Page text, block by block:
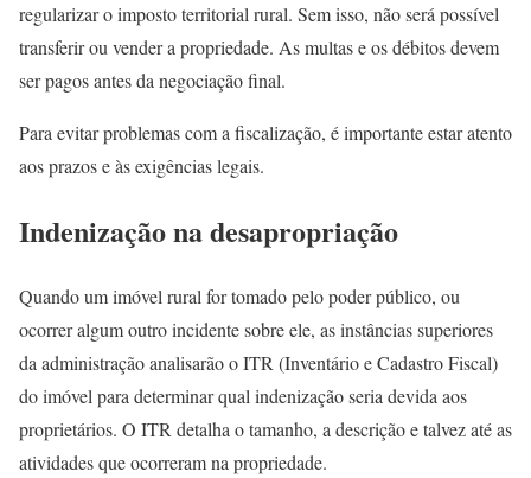
regularizar o imposto territorial rural. Sem isso, não será possível
transferir ou vender a propriedade. As multas e os débitos devem
ser pagos antes da negociação final.
Para evitar problemas com a fiscalização, é importante estar atento
aos prazos e às exigências legais.
Indenização na desapropriação
Quando um imóvel rural for tomado pelo poder público, ou
ocorrer algum outro incidente sobre ele, as instâncias superiores
da administração analisarão o ITR (Inventário e Cadastro Fiscal)
do imóvel para determinar qual indenização seria devida aos
proprietários. O ITR detalha o tamanho, a descrição e talvez até as
atividades que ocorreram na propriedade.